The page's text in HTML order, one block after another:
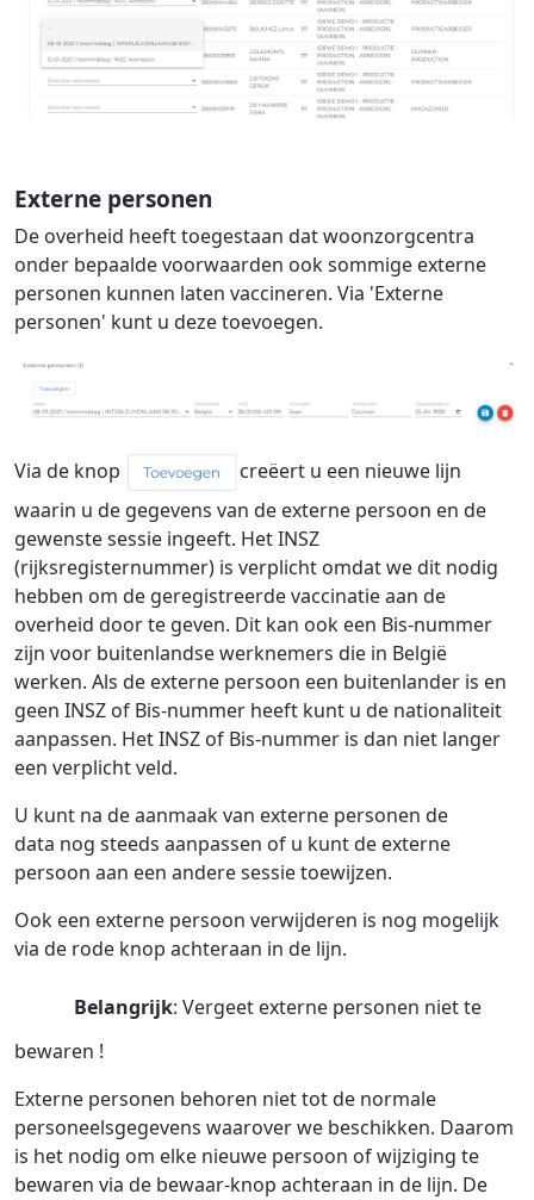
Externe personen
De overheid heeft toegestaan dat woonzorgcentra
onder bepaalde voorwaarden ook sommige externe
personen kunnen laten vaccineren. Via 'Externe
personen' kunt u deze toevoegen.
Via de knop
creëert u een nieuwe lijn
waarin u de gegevens van de externe persoon en de
gewenste sessie ingeeft. Het INSZ
(rijksregisternummer) is verplicht omdat we dit nodig
hebben om de geregistreerde vaccinatie aan de
overheid door te geven. Dit kan ook een Bis-nummer
zijn voor buitenlandse werknemers die in België
werken. Als de externe persoon een buitenlander is en
geen INSZ of Bis-nummer heeft kunt u de nationaliteit
aanpassen. Het INSZ of Bis-nummer is dan niet langer
een verplicht veld.
U kunt na de aanmaak van externe personen de
data nog steeds aanpassen of u kunt de externe
persoon aan een andere sessie toewijzen.
Ook een externe persoon verwijderen is nog mogelijk
via de rode knop achteraan in de lijn.
Belangrijk: Vergeet externe personen niet te
bewaren !
Externe personen behoren niet tot de normale
personeelsgegevens waarover we beschikken. Daarom
is het nodig om elke nieuwe persoon of wijziging te
bewaren via de bewaar-knop achteraan in de lijn. De